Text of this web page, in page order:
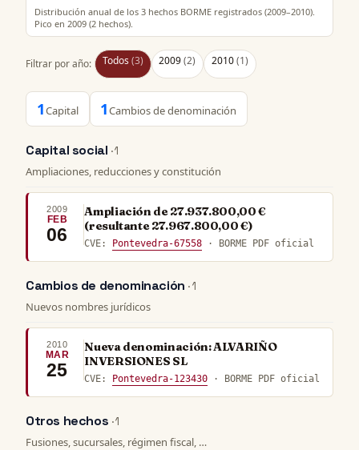
Distribución anual de los 3 hechos BORME registrados (2009–2010).
Pico en 2009 (2 hechos).
Filtrar por año: Todos (3) 2009(2) 2010(1)
1Capital 1Cambios de denominación
Capital social · 1
Ampliaciones, reducciones y constitución
2009
FEB
06
Ampliación de 27.937.800,00 €
(resultante 27.967.800,00 €)
CVE: Pontevedra-67558 · BORME PDF oficial
Cambios de denominación · 1
Nuevos nombres jurídicos
2010
MAR
25
Nueva denominación: ALVARIÑO
INVERSIONES SL
CVE: Pontevedra-123430 · BORME PDF oficial
Otros hechos · 1
Fusiones, sucursales, régimen fiscal, …